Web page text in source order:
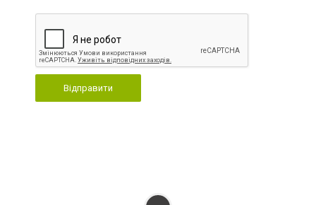
Відправити